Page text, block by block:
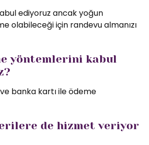
ediyoruz ancak yoğun
olabileceği için randevu almanızı
yöntemlerini kabul
banka kartı ile ödeme
de hizmet veriyor